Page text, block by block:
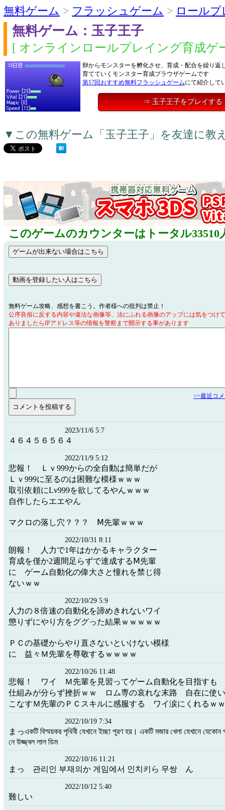
無料ゲーム > フラッシュゲーム > ロール
無料ゲーム：玉子王子
[ オンラインロールプレイング育成ゲ
卵からモンスターを孵化させ、育成・配合を繰り返
育てていくモンスター育成ブラウザゲームです
第17回おすすめ無料フラッシュゲームにて紹介して
⇒ 玉子王子をプレイする
▼この無料ゲーム「玉子王子」を友達に教
このゲームのカウンターはトータル33510
無料ゲーム攻略、感想を書こう。作者様への批判は禁止！
公序良俗に反する内容や違法な画像等、法にふれる画像のアップには気をつけ
ありましたらIPアドレス等の情報を警察まで開示する事があります
>>最近コ
2023/11/6 5:7
４６４５６５６４
2022/11/9 5:12
悲報！ Ｌｖ999からの全自動は簡単だが
Ｌｖ999に至るのは困難な模様ｗｗｗ
取引依頼にLv999を欲してるやんｗｗｗ
自作したらエエやん
マクロの落し穴？？？ Ⅿ先輩ｗｗｗ
2022/10/31 8:11
朗報！ 人力で1年はかかるキャラクター
育成を僅か2週間足らずで達成するⅯ先輩
に ゲーム自動化の偉大さと憧れを禁じ得
ないｗｗ
2022/10/29 5:9
人力の８倍速の自動化を諦めきれないワイ
懲りずにやり方をググった結果ｗｗｗｗｗ
ＰＣの基礎からやり直さないといけない模様
に 益々Ｍ先輩を尊敬するｗｗｗｗ
2022/10/26 11:48
悲報！ ワイ Ｍ先輩を見習ってゲーム自動化を目指すも
仕組みが分らず挫折ｗｗ ロム専の哀れな末路 自在に使い
こなすＭ先輩のＰＣスキルに感服する ワイ涙にくれるｗｗ
2022/10/19 7:34
まっএকটি বিস্ময়কর পৃথিবী যেখানে ইচ্ছা পূরণ হয়। একটি মজার খেলা যেখানে
নে উজ্জ্বল লাল ডিম
2022/10/16 11:21
まっ 관리인 부재의か 게임에서 인치키ら 무쌍 ん
2022/10/12 5:40
難しい